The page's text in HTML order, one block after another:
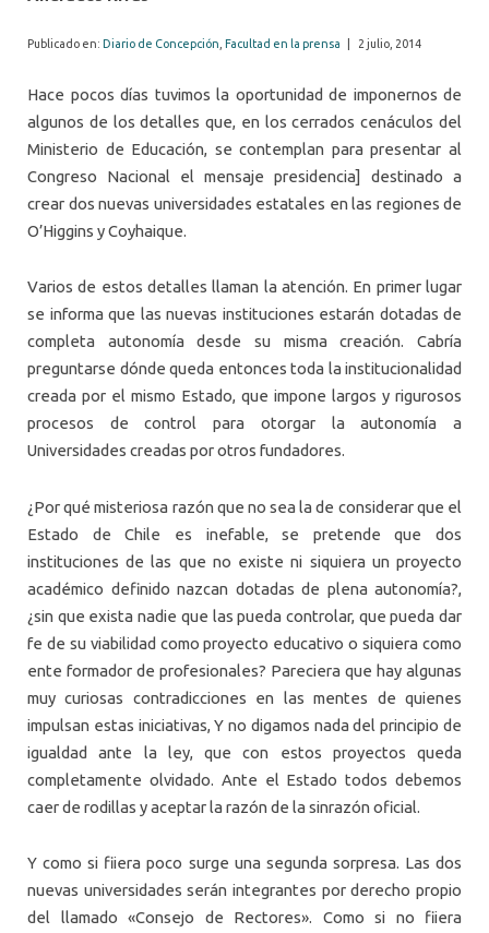
Publicado en: Diario de Concepción Facultad en la prensa 2 julio, 2014
Hace pocos días tuvimos la oportunidad de imponernos de
algunos de los detalles que, en los cerrados cenáculos del
Ministerio de Educación, se contemplan para presentar al
Congreso Nacional el mensaje presidencia] destinado a
crear dos nuevas universidades estatales en las regiones de
O’Higgins y Coyhaique.
Varios de estos detalles llaman la atención. En primer lugar
se informa que las nuevas instituciones estarán dotadas de
completa autonomía desde su misma creación. Cabría
preguntarse dónde queda entonces toda la institucionalidad
creada por el mismo Estado, que impone largos y rigurosos
procesos de control para otorgar la autonomía a
Universidades creadas por otros fundadores.
¿Por qué misteriosa razón que no sea la de considerar que el
Estado de Chile es inefable, se pretende que dos
instituciones de las que no existe ni siquiera un proyecto
académico definido nazcan dotadas de plena autonomía?,
¿sin que exista nadie que las pueda controlar, que pueda dar
fe de su viabilidad como proyecto educativo o siquiera como
ente formador de profesionales? Pareciera que hay algunas
muy curiosas contradicciones en las mentes de quienes
impulsan estas iniciativas, Y no digamos nada del principio de
igualdad ante la ley, que con estos proyectos queda
completamente olvidado. Ante el Estado todos debemos
caer de rodillas y aceptar la razón de la sinrazón oficial.
Y como si fiiera poco surge una segunda sorpresa. Las dos
nuevas universidades serán integrantes por derecho propio
del llamado «Consejo de Rectores». Como si no fiiera